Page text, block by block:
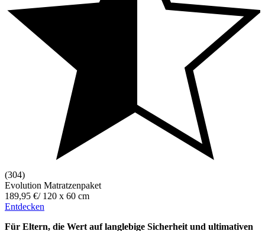
(304)
Evolution Matratzenpaket
189,95 €/ 120 x 60 cm
Entdecken
Für Eltern, die Wert auf langlebige Sicherheit und ultimativen